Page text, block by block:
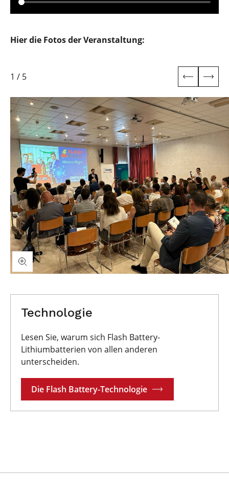
Hier die Fotos der Veranstaltung:
1 / 5
Technologie
Lesen Sie, warum sich Flash Battery-
Lithiumbatterien von allen anderen
unterscheiden.
Die Flash Battery-Technologie